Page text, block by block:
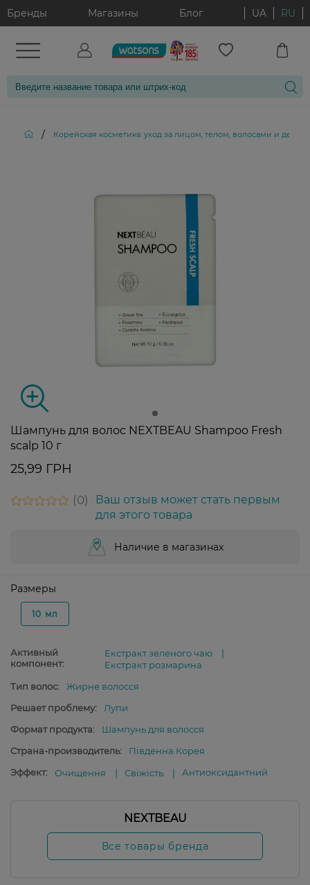
Бренды Магазины Блог UA RU
/ Корейская косметика: уход за лицом, телом, волосами и
Шампунь для волос NEXTBEAU Shampoo Fresh
scalp 10 г
25,99 ГРН
0
Ваш отзыв может стать первым
для этого товара
Наличие в магазинах
Размеры
10 мл
Активный
компонент:
Екстракт зеленого чаю
Екстракт розмарина
Тип волос:
Жирне волосся
Решает проблему:
Лупи
Формат продукта:
Шампунь для волосся
Страна-производитель:
Південна Корея
Эффект:
Очищення Свіжість Антиоксидантний
NEXTBEAU
Все товары бренда